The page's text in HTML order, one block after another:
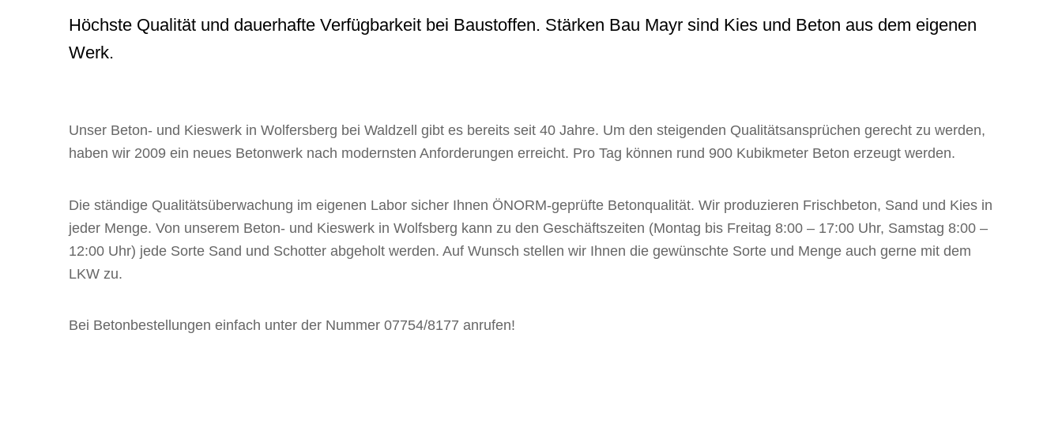
Höchste Qualität und dauerhafte Verfügbarkeit bei Baustoffen. Stärken Bau Mayr sind Kies und Beton aus dem eigenen
Werk.
Unser Beton- und Kieswerk in Wolfersberg bei Waldzell gibt es bereits seit 40 Jahre. Um den steigenden Qualitätsansprüchen gerecht zu werden,
haben wir 2009 ein neues Betonwerk nach modernsten Anforderungen erreicht. Pro Tag können rund 900 Kubikmeter Beton erzeugt werden.
Die ständige Qualitätsüberwachung im eigenen Labor sicher Ihnen ÖNORM-geprüfte Betonqualität. Wir produzieren Frischbeton, Sand und Kies in
jeder Menge. Von unserem Beton- und Kieswerk in Wolfsberg kann zu den Geschäftszeiten (Montag bis Freitag 8:00 – 17:00 Uhr, Samstag 8:00 –
12:00 Uhr) jede Sorte Sand und Schotter abgeholt werden. Auf Wunsch stellen wir Ihnen die gewünschte Sorte und Menge auch gerne mit dem
LKW zu.
Bei Betonbestellungen einfach unter der Nummer 07754/8177 anrufen!